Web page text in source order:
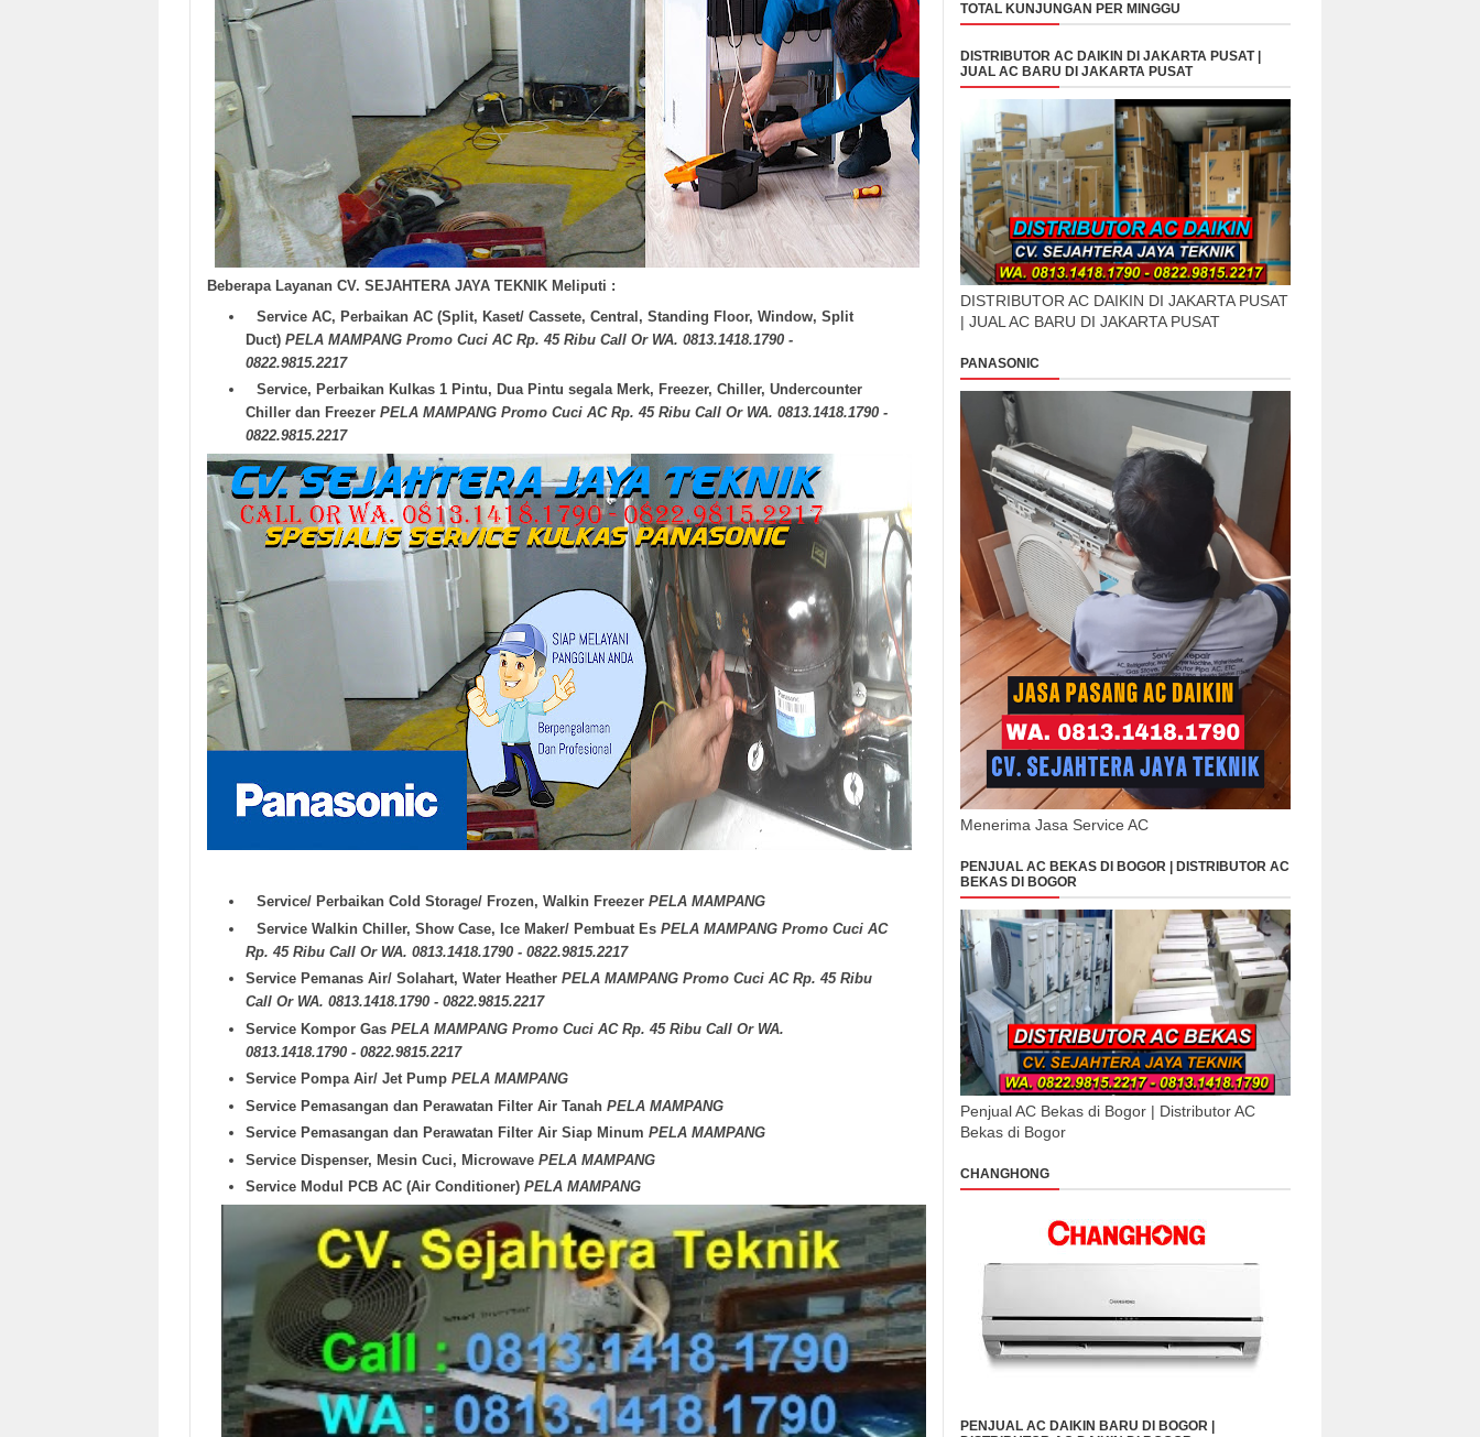
Beberapa Layanan CV. SEJAHTERA JAYA TEKNIK Meliputi :
Service AC, Perbaikan AC (Split, Kaset/ Cassete, Central, Standing Floor, Window, Split
Duct) PELA MAMPANG Promo Cuci AC Rp. 45 Ribu Call Or WA. 0813.1418.1790 -
0822.9815.2217
Service, Perbaikan Kulkas 1 Pintu, Dua Pintu segala Merk, Freezer, Chiller, Undercounter
Chiller dan Freezer PELA MAMPANG Promo Cuci AC Rp. 45 Ribu Call Or WA. 0813.1418.1790 -
0822.9815.2217
Service/ Perbaikan Cold Storage/ Frozen, Walkin Freezer PELA MAMPANG
Service Walkin Chiller, Show Case, Ice Maker/ Pembuat Es PELA MAMPANG Promo Cuci AC
Rp. 45 Ribu Call Or WA. 0813.1418.1790 - 0822.9815.2217
Service Pemanas Air/ Solahart, Water Heather PELA MAMPANG Promo Cuci AC Rp. 45 Ribu
Call Or WA. 0813.1418.1790 - 0822.9815.2217
Service Kompor Gas PELA MAMPANG Promo Cuci AC Rp. 45 Ribu Call Or WA.
0813.1418.1790 - 0822.9815.2217
Service Pompa Air/ Jet Pump PELA MAMPANG
Service Pemasangan dan Perawatan Filter Air Tanah PELA MAMPANG
Service Pemasangan dan Perawatan Filter Air Siap Minum PELA MAMPANG
Service Dispenser, Mesin Cuci, Microwave PELA MAMPANG
Service Modul PCB AC (Air Conditioner) PELA MAMPANG
TOTAL KUNJUNGAN PER MINGGU
DISTRIBUTOR AC DAIKIN DI JAKARTA PUSAT |
JUAL AC BARU DI JAKARTA PUSAT
DISTRIBUTOR AC DAIKIN DI JAKARTA PUSAT
| JUAL AC BARU DI JAKARTA PUSAT
PANASONIC
Menerima Jasa Service AC
PENJUAL AC BEKAS DI BOGOR | DISTRIBUTOR AC
BEKAS DI BOGOR
Penjual AC Bekas di Bogor | Distributor AC
Bekas di Bogor
CHANGHONG
PENJUAL AC DAIKIN BARU DI BOGOR |